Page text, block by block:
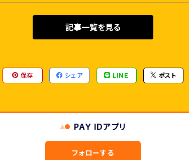
記事一覧を見る
保存 シェア LINE ポスト
PAY IDアプリ
フォローする